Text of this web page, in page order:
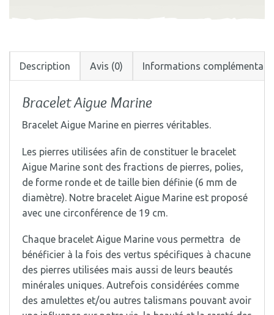
Description Avis (0) Informations
Bracelet Aigue Marine
Bracelet Aigue Marine en pierres véritables.
Les pierres utilisées afin de constituer le bracelet
Aigue Marine sont des fractions de pierres, polies,
de forme ronde et de taille bien définie (6 mm de
diamètre). Notre bracelet Aigue Marine est proposé
avec une circonférence de 19 cm.
Chaque bracelet Aigue Marine vous permettra de
bénéficier à la fois des vertus spécifiques à chacune
des pierres utilisées mais aussi de leurs beautés
minérales uniques. Autrefois considérées comme
des amulettes et/ou autres talismans pouvant avoir